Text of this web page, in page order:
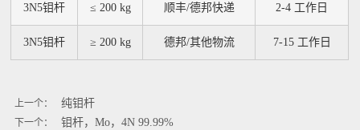
3N5钼杆 ≤ 200 kg 顺丰/德邦快递 2-4 工作日
3N5钼杆 ≥ 200 kg 德邦/其他物流 7-15 工作日
上一个： 纯钼杆
下一个： 钼杆，Mo，4N 99.99%